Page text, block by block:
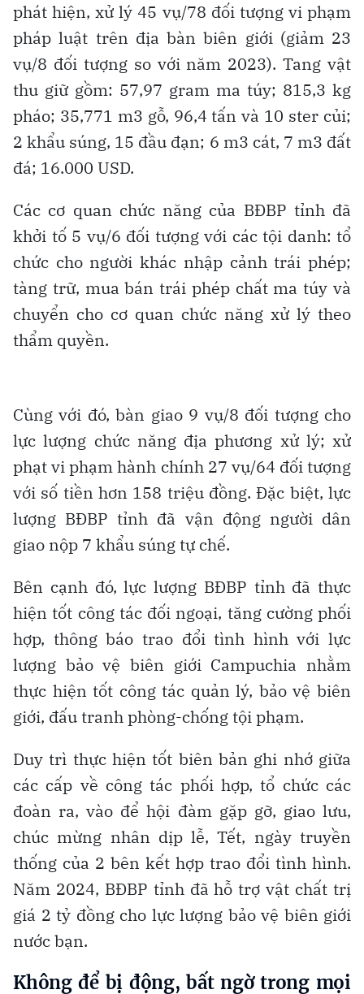
phát hiện, xử lý 45 vụ/78 đối tượng vi phạm
pháp luật trên địa bàn biên giới (giảm 23
vụ/8 đối tượng so với năm 2023). Tang vật
thu giữ gồm: 57,97 gram ma túy; 815,3 kg
pháo; 35,771 m3 gỗ, 96,4 tấn và 10 ster củi;
2 khẩu súng, 15 đầu đạn; 6 m3 cát, 7 m3 đất
đá; 16.000 USD.
Các cơ quan chức năng của BĐBP tỉnh đã
khởi tố 5 vụ/6 đối tượng với các tội danh: tổ
chức cho người khác nhập cảnh trái phép;
tàng trữ, mua bán trái phép chất ma túy và
chuyển cho cơ quan chức năng xử lý theo
thẩm quyền.
Cùng với đó, bàn giao 9 vụ/8 đối tượng cho
lực lượng chức năng địa phương xử lý; xử
phạt vi phạm hành chính 27 vụ/64 đối tượng
với số tiền hơn 158 triệu đồng. Đặc biệt, lực
lượng BĐBP tỉnh đã vận động người dân
giao nộp 7 khẩu súng tự chế.
Bên cạnh đó, lực lượng BĐBP tỉnh đã thực
hiện tốt công tác đối ngoại, tăng cường phối
hợp, thông báo trao đổi tình hình với lực
lượng bảo vệ biên giới Campuchia nhằm
thực hiện tốt công tác quản lý, bảo vệ biên
giới, đấu tranh phòng-chống tội phạm.
Duy trì thực hiện tốt biên bản ghi nhớ giữa
các cấp về công tác phối hợp, tổ chức các
đoàn ra, vào để hội đàm gặp gỡ, giao lưu,
chúc mừng nhân dịp lễ, Tết, ngày truyền
thống của 2 bên kết hợp trao đổi tình hình.
Năm 2024, BĐBP tỉnh đã hỗ trợ vật chất trị
giá 2 tỷ đồng cho lực lượng bảo vệ biên giới
nước bạn.
Không để bị động, bất ngờ trong mọi